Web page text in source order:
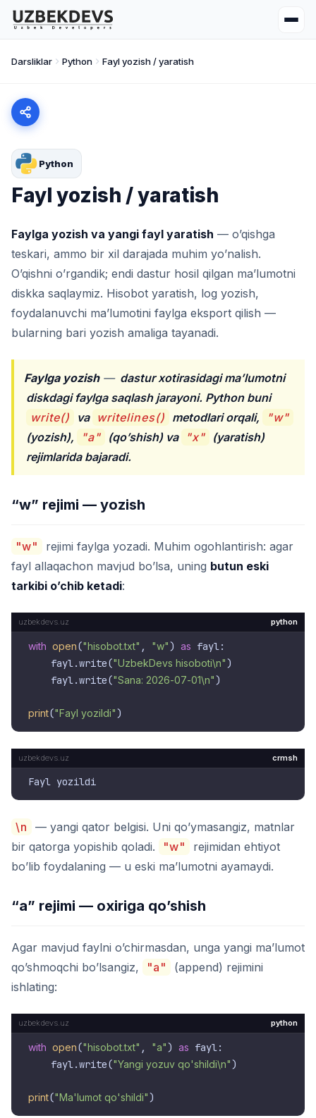
Darsliklar Python Fayl yozish / yaratish
Python
Fayl yozish / yaratish
Faylga yozish va yangi fayl yaratish — o’qishga
teskari, ammo bir xil darajada muhim yo’nalish.
O’qishni o’rgandik; endi dastur hosil qilgan ma’lumotni
diskka saqlaymiz. Hisobot yaratish, log yozish,
foydalanuvchi ma’lumotini faylga eksport qilish —
bularning bari yozish amaliga tayanadi.
Faylga yozish— dastur xotirasidagi ma’lumotni
diskdagi faylga saqlash jarayoni. Python buni
write()
va writelines() metodlari orqali,
"w"
(yozish),
"a" (qo’shish) va "x" (yaratish)
rejimlarida bajaradi.
“w” rejimi — yozish
"w"
rejimi faylga yozadi. Muhim ogohlantirish: agar
fayl allaqachon mavjud bo’lsa, uning butun eski
tarkibi o’chib ketadi:
python
with open("hisobot.txt" , "w") as fayl:
    fayl.write(
"UzbekDevs hisoboti\n")
    fayl.write(
"Sana: 2026-07-01\n")
print("Fayl yozildi"
crmsh
\n
— yangi qator belgisi. Uni qo’ymasangiz, matnlar
bir qatorga yopishib qoladi.
"w"
rejimidan ehtiyot
bo’lib foydalaning — u eski ma’lumotni ayamaydi.
“a” rejimi — oxiriga qo’shish
Agar mavjud faylni o’chirmasdan, unga yangi ma’lumot
qo’shmoqchi bo’lsangiz,
"a"
(append) rejimini
ishlating:
python
with open("hisobot.txt" , "a") as fayl:
    fayl.write(
"Yangi yozuv qo'shildi\n")
print("Ma'lumot qo'shildi"